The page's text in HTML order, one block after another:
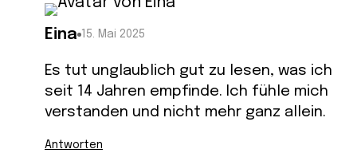
Eina 15. Mai 2025
Es tut unglaublich gut zu lesen, was ich
seit 14 Jahren empfinde. Ich fühle mich
verstanden und nicht mehr ganz allein.
Antworten